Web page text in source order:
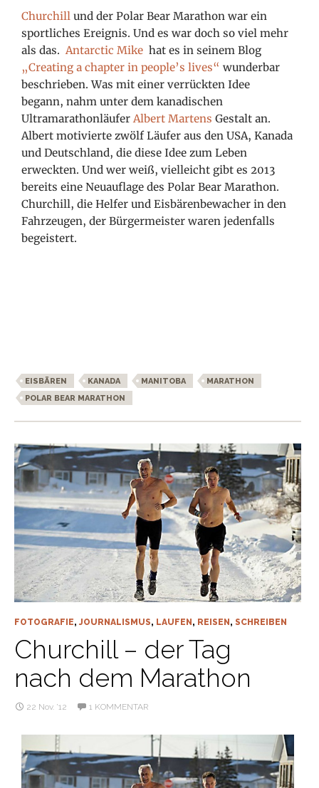
Churchill und der Polar Bear Marathon war ein
sportliches Ereignis. Und es war doch so viel mehr
als das.Antarctic Mike hat es in seinem Blog
„Creating a chapter in people’s lives“ wunderbar
beschrieben. Was mit einer verrückten Idee
begann, nahm unter dem kanadischen
UltramarathonläuferAlbert Martens Gestalt an.
Albert motivierte zwölf Läufer aus den USA, Kanada
und Deutschland, die diese Idee zum Leben
erweckten. Und wer weiß, vielleicht gibt es 2013
bereits eine Neuauflage des Polar Bear Marathon.
Churchill, die Helfer und Eisbärenbewacher in den
Fahrzeugen, der Bürgermeister waren jedenfalls
begeistert.
EISBÄREN KANADA MANITOBA
MARATHON
POLAR BEAR MARATHON
FOTOGRAFIE, JOURNALISMUS, LAUFEN , REISEN , SCHREIBEN
Churchill – der Tag
nach dem Marathon
22 Nov. ’12 1 KOMMENTAR